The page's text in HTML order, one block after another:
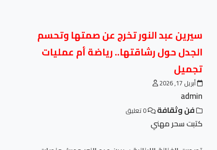
سيرين عبد النور تخرج عن صمتها وتحسم
الجدل حول رشاقتها.. رياضة أم عمليات
تجميل
أبريل 17, 2026
admin
فن وثقافة
كتبت سحر مهني